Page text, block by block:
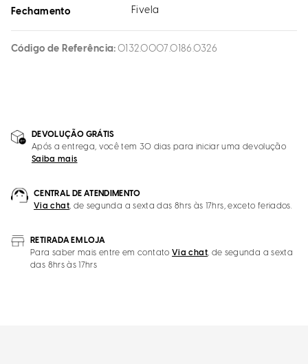
Fechamento Fivela
Código de Referência 0132.0007.0186.0326
DEVOLUÇÃO GRÁTIS
Após a entrega, você tem 30 dias para iniciar uma devolução
Saiba mais
CENTRAL DE ATENDIMENTO
Via chat, de segunda a sexta das 8hrs às 17hrs, exceto feriados.
RETIRADA EM LOJA
Para saber mais entre em contato Via chat, de segunda a sexta
das 8hrs às 17hrs